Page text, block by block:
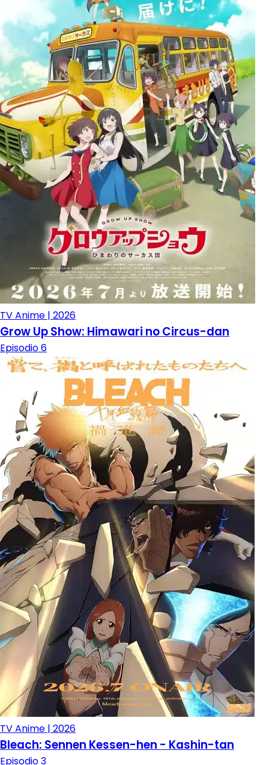
TV Anime | 2026
Grow Up Show: Himawari no Circus-dan
Episodio 6
TV Anime | 2026
Bleach: Sennen Kessen-hen - Kashin-tan
Episodio 3